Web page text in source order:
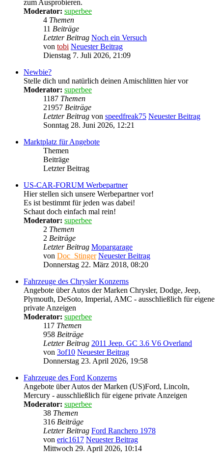
zum Ausprobieren.
Moderator: superbee
4 Themen
11 Beiträge
Letzter Beitrag Noch ein Versuch
von tobi Neuester Beitrag
Dienstag 7. Juli 2026, 21:09
Newbie?
Stelle dich und natürlich deinen Amischlitten hier vor
Moderator: superbee
1187 Themen
21957 Beiträge
Letzter Beitrag von speedfreak75 Neuester Beitrag
Sonntag 28. Juni 2026, 12:21
Marktplatz für Angebote
Themen
Beiträge
Letzter Beitrag
US-CAR-FORUM Werbepartner
Hier stellen sich unsere Werbepartner vor!
Es ist bestimmt für jeden was dabei!
Schaut doch einfach mal rein!
Moderator: superbee
2 Themen
2 Beiträge
Letzter Beitrag Mopargarage
von Doc_Stinger Neuester Beitrag
Donnerstag 22. März 2018, 08:20
Fahrzeuge des Chrysler Konzerns
Angebote über Autos der Marken Chrysler, Dodge, Jeep,
Plymouth, DeSoto, Imperial, AMC - ausschließlich für eigene
private Anzeigen
Moderator: superbee
117 Themen
958 Beiträge
Letzter Beitrag 2011 Jeep. GC 3.6 V6 Overland
von 3of10 Neuester Beitrag
Donnerstag 23. April 2026, 19:58
Fahrzeuge des Ford Konzerns
Angebote über Autos der Marken (US)Ford, Lincoln,
Mercury - ausschließlich für eigene private Anzeigen
Moderator: superbee
38 Themen
316 Beiträge
Letzter Beitrag Ford Ranchero 1978
von eric1617 Neuester Beitrag
Mittwoch 29. April 2026, 10:14